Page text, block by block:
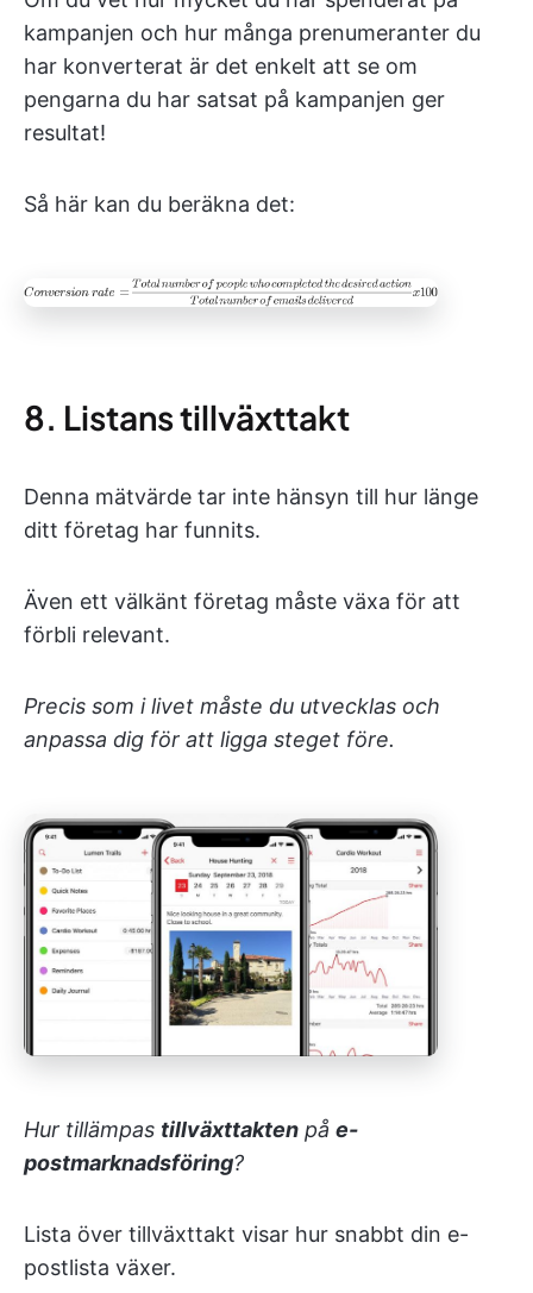
kampanjen och hur många prenumeranter du
har konverterat är det enkelt att se om
pengarna du har satsat på kampanjen ger
resultat!
Så här kan du beräkna det:
8. Listans tillväxttakt
Denna mätvärde tar inte hänsyn till hur länge
ditt företag har funnits.
Även ett välkänt företag måste växa för att
förbli relevant.
Precis som i livet måste du utvecklas och
anpassa dig för att ligga steget före.
Hur tillämpas tillväxttakten på e-
postmarknadsföring?
Lista över tillväxttakt visar hur snabbt din e-
postlista växer.